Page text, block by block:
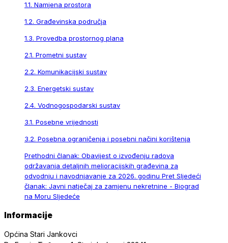
1.1. Namjena prostora
1.2. Građevinska područja
1.3. Provedba prostornog plana
2.1. Prometni sustav
2.2. Komunikacijski sustav
2.3. Energetski sustav
2.4. Vodnogospodarski sustav
3.1. Posebne vrijednosti
3.2. Posebna ograničenja i posebni načini korištenja
Prethodni članak: Obavijest o izvođenju radova
održavanja detaljnih melioracijskih građevina za
odvodnju i navodnjavanje za 2026. godinu Pret Sljedeći
članak: Javni natječaj za zamjenu nekretnine - Biograd
na Moru Sljedeće
Informacije
Općina Stari Jankovci